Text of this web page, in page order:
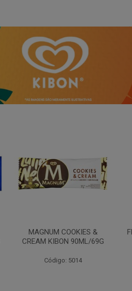
MAGNUM COOKIES &
CREAM KIBON 90ML/69G
Código: 5014